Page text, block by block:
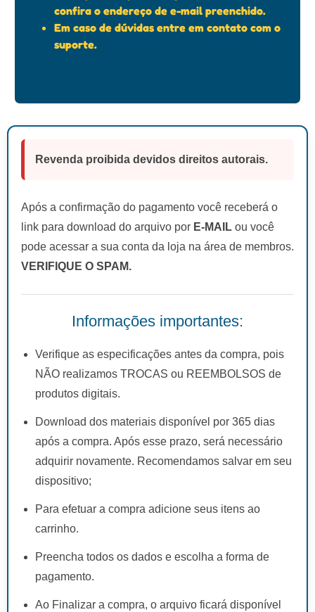
confira o endereço de e-mail preenchido.
Em caso de dúvidas entre em contato com o
suporte.
Revenda proibida devidos direitos autorais.
Após a confirmação do pagamento você receberá o
link para download do arquivo por E-MAIL ou você
pode acessar a sua conta da loja na área de membros.
VERIFIQUE O SPAM.
Informações importantes:
Verifique as especificações antes da compra, pois
NÃO realizamos TROCAS ou REEMBOLSOS de
produtos digitais.
Download dos materiais disponível por 365 dias
após a compra. Após esse prazo, será necessário
adquirir novamente. Recomendamos salvar em seu
dispositivo;
Para efetuar a compra adicione seus itens ao
carrinho.
Preencha todos os dados e escolha a forma de
pagamento.
Ao Finalizar a compra, o arquivo ficará disponível